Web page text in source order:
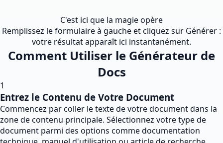
C'est ici que la magie opère
Remplissez le formulaire à gauche et cliquez sur Générer :
votre résultat apparaît ici instantanément.
Comment Utiliser le Générateur de
Docs
1
Entrez le Contenu de Votre Document
Commencez par coller le texte de votre document dans la
zone de contenu principale. Sélectionnez votre type de
document parmi des options comme documentation